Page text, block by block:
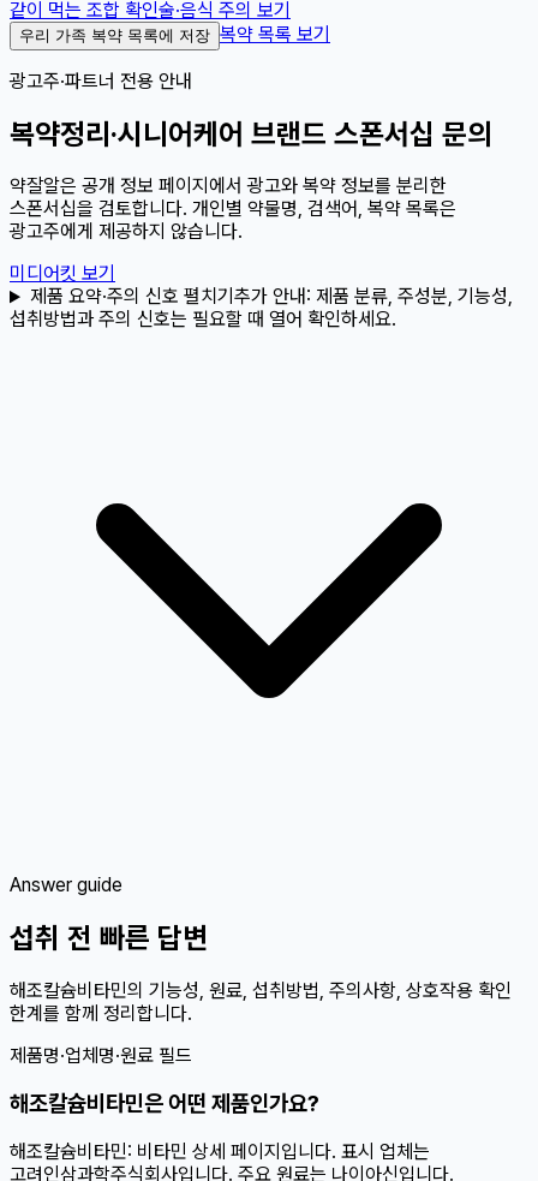
같이 먹는 조합 확인술·음식 주의 보기
우리 가족 복약 목록에 저장 복약 목록 보기
광고주·파트너 전용 안내
복약정리·시니어케어 브랜드 스폰서십 문의
약잘알은 공개 정보 페이지에서 광고와 복약 정보를 분리한
스폰서십을 검토합니다. 개인별 약물명, 검색어, 복약 목록은
광고주에게 제공하지 않습니다.
미디어킷 보기
제품 요약·주의 신호 펼치기 추가 안내: 제품 분류, 주성분, 기능성,
섭취방법과 주의 신호는 필요할 때 열어 확인하세요.
Answer guide
섭취 전 빠른 답변
해조칼슘비타민의 기능성, 원료, 섭취방법, 주의사항, 상호작용 확인
한계를 함께 정리합니다.
제품명·업체명·원료 필드
해조칼슘비타민은 어떤 제품인가요?
해조칼슘비타민: 비타민 상세 페이지입니다. 표시 업체는
고려인삼과학주식회사입니다. 주요 원료는 나이아신입니다.